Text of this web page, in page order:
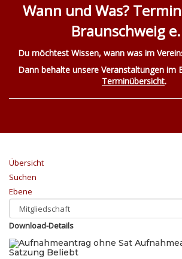
Wann und Was?
Braunschweig
Du möchtest Wissen, wann was im
Dann behalte unsere Veranstaltungen im
Terminübersicht.
Übersicht
Suchen
Ebene
Download-Details
Satzung Beliebt